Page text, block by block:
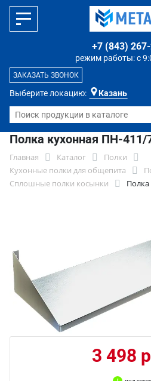
Выберите локацию: Казань
режим работы: с
+7 (843)
ЗАКАЗАТЬ ЗВОНОК
Полка кухонная ПН-411/
Главная Каталог
Полки
Кухонные полки для общепита
Сплошные полки косынки
3 498